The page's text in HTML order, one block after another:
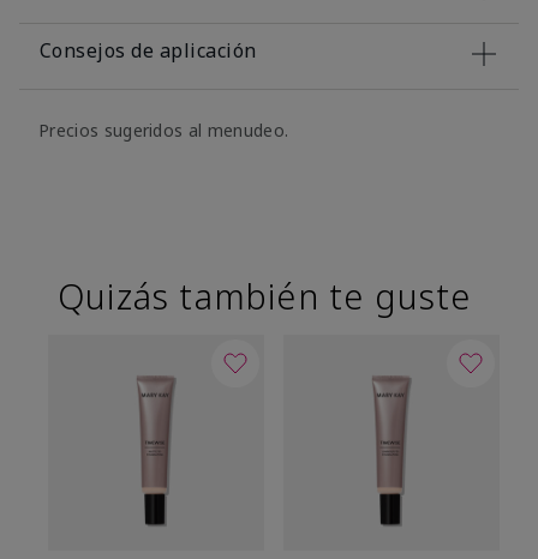
Consejos de aplicación
Precios sugeridos al menudeo.
Quizás también te guste